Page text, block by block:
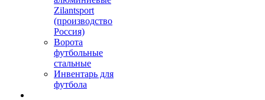
Zilantsport
(производство
Россия)
Ворота
футбольные
стальные
Инвентарь для
футбола